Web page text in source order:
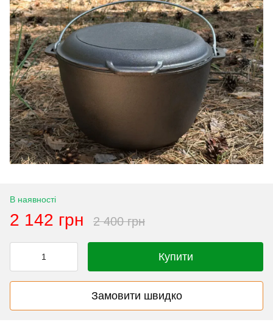
В наявності
2 142 грн 2 400 грн
Купити
Замовити швидко